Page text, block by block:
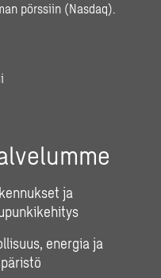
pörssiin (Nasdaq).
ja
energia ja